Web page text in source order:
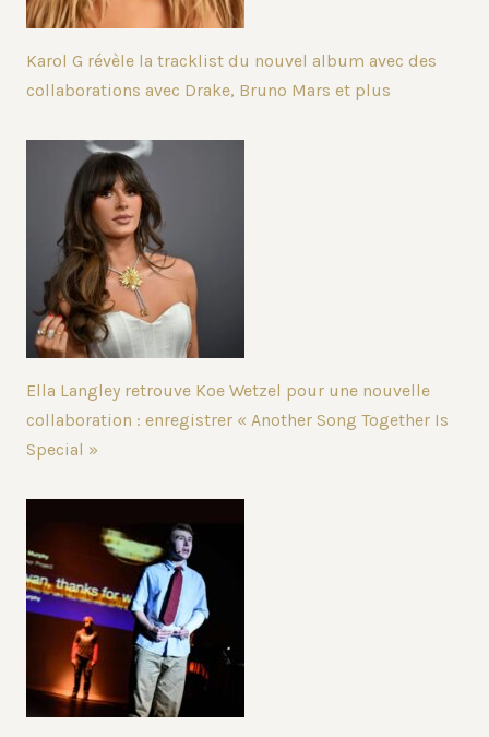
Karol G révèle la tracklist du nouvel album avec des
collaborations avec Drake, Bruno Mars et plus
Ella Langley retrouve Koe Wetzel pour une nouvelle
collaboration : enregistrer « Another Song Together Is
Special »